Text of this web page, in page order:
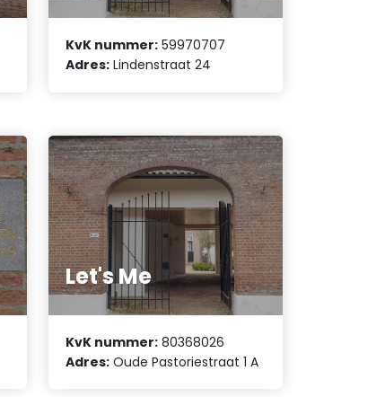
KvK nummer: 59970707
Adres: Lindenstraat 24
Let's Me
KvK nummer: 80368026
Adres: Oude Pastoriestraat 1 A